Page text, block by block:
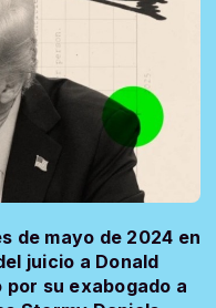
de mayo de 2024 en
juicio a Donald
su exabogado a